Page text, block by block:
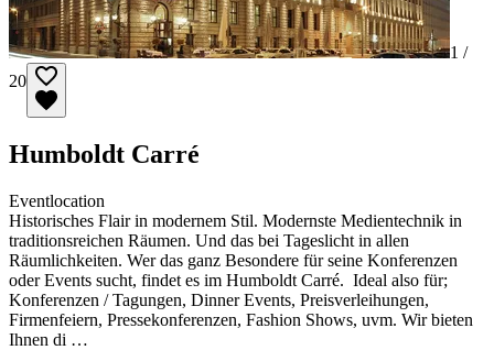
1 /
20
Humboldt Carré
Eventlocation
Historisches Flair in modernem Stil. Modernste Medientechnik in
traditionsreichen Räumen. Und das bei Tageslicht in allen
Räumlichkeiten. Wer das ganz Besondere für seine Konferenzen
oder Events sucht, findet es im Humboldt Carré. Ideal also für;
Konferenzen / Tagungen, Dinner Events, Preisverleihungen,
Firmenfeiern, Pressekonferenzen, Fashion Shows, uvm. Wir bieten
Ihnen di …